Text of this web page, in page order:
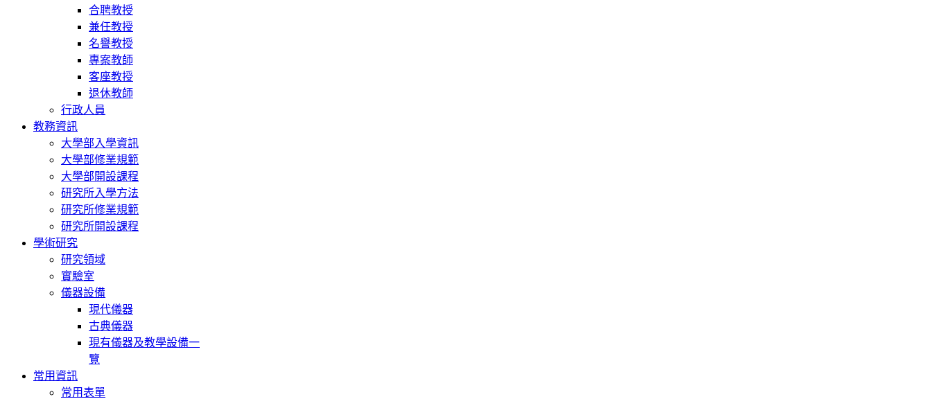
合聘教授
兼任教授
名譽教授
專案教師
客座教授
退休教師
行政人員
教務資訊
大學部入學資訊
大學部修業規範
大學部開設課程
研究所入學方法
研究所修業規範
研究所開設課程
學術研究
研究領域
實驗室
儀器設備
現代儀器
古典儀器
現有儀器及教學設備一
覽
常用資訊
常用表單